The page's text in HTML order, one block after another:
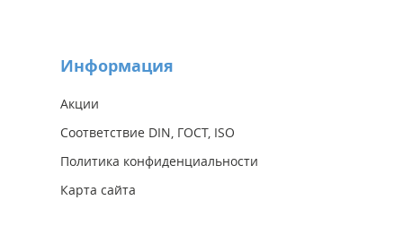
Информация
Акции
Соответствие DIN, ГОСТ, ISO
Политика конфиденциальности
Карта сайта